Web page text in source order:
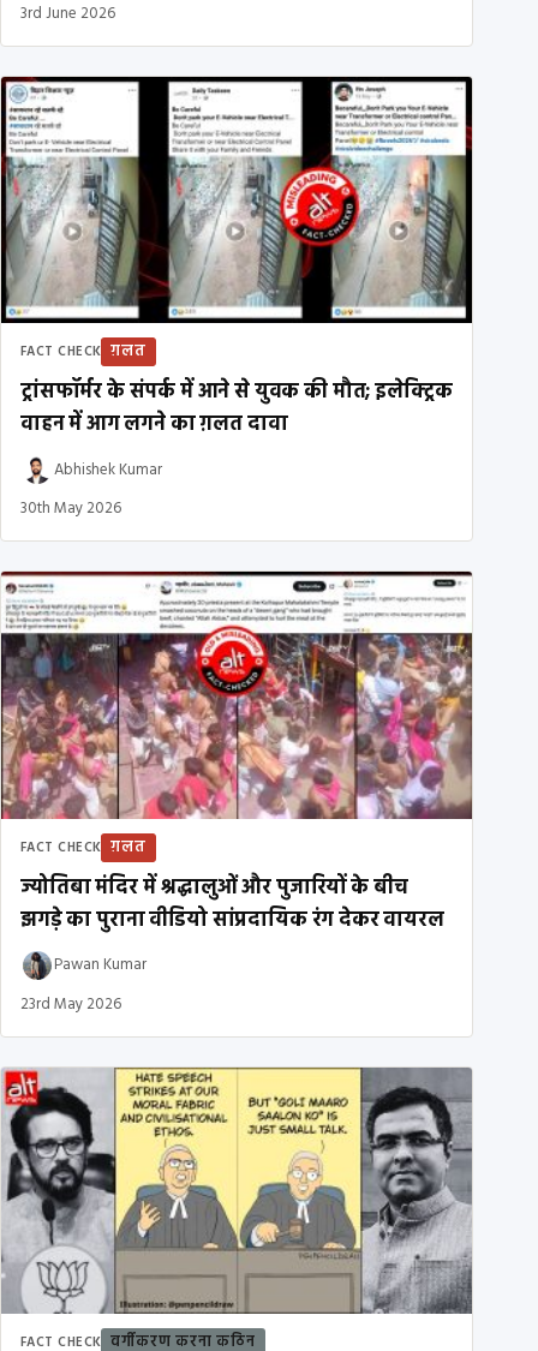
3rd June 2026
FACT CHECK ग़लत
ट्रांसफॉर्मर के संपर्क में आने से युवक की मौत; इलेक्ट्रिक
वाहन में आग लगने का ग़लत दावा
Abhishek Kumar
30th May 2026
FACT CHECK ग़लत
ज्योतिबा मंदिर में श्रद्धालुओं और पुजारियों के बीच
झगड़े का पुराना वीडियो सांप्रदायिक रंग देकर वायरल
Pawan Kumar
23rd May 2026
FACT CHECK वर्गीकरण करना कठिन